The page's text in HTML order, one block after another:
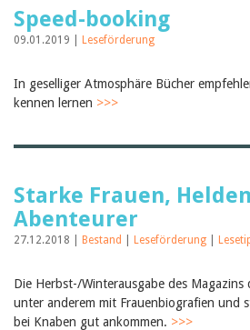
Speed-booking
09.01.2019 | Leseförderung
In geselliger Atmosphäre Bücher
kennen lernen >>>
Starke Frauen,
Abenteurer
27.12.2018 | Bestand Leseförderung
Die Herbst-/Winterausgabe des Magazins
unter anderem mit Frauenbiografien und
bei Knaben gut ankommen. >>>